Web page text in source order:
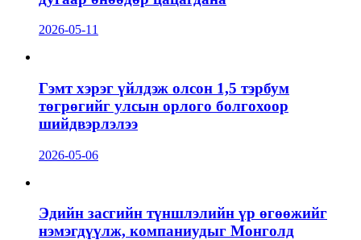
2026-05-11
Гэмт хэрэг үйлдэж олсон 1,5 тэрбум
төгрөгийг улсын орлого болгохоор
шийдвэрлэлээ
2026-05-06
Эдийн засгийн түншлэлийн үр өгөөжийг
нэмэгдүүлж, компаниудыг Монголд